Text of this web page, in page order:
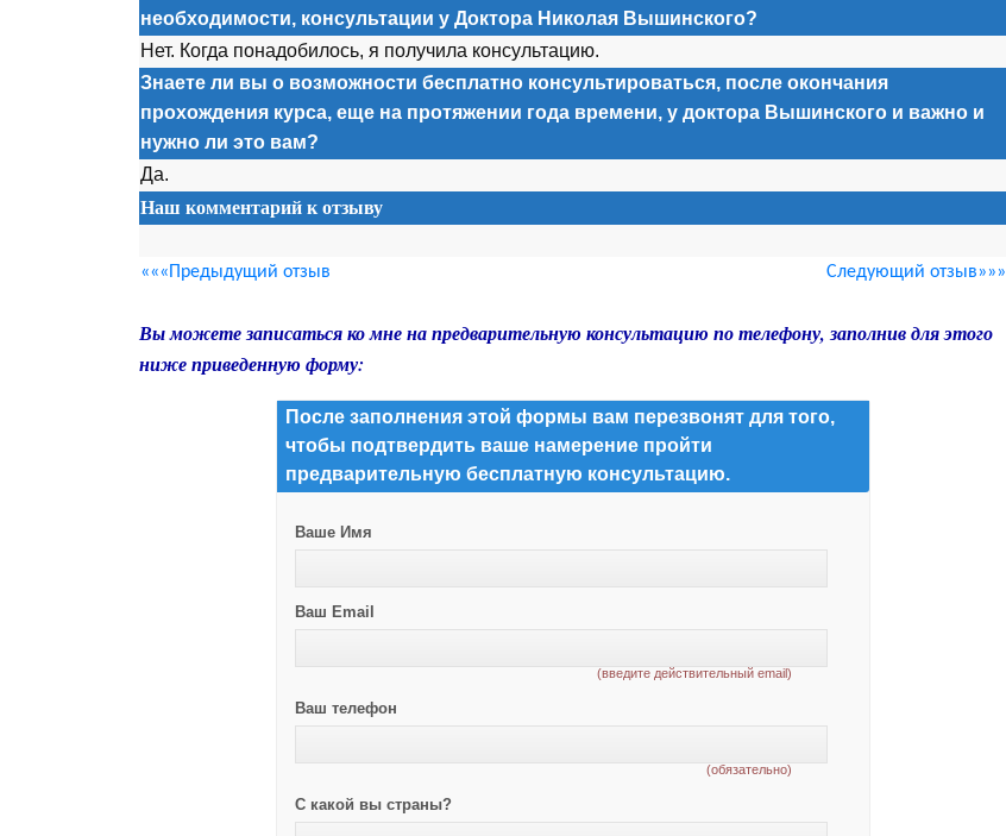
необходимости, консультации у Доктора Николая Вышинского?
Нет. Когда понадобилось, я получила консультацию.
Знаете ли вы о возможности бесплатно консультироваться, после окончания
прохождения курса, еще на протяжении года времени, у доктора Вышинского и важно и
нужно ли это вам?
Да.
Наш комментарий к отзыву
«««Предыдущий отзыв Следующий отзыв»»»
Вы можете записаться ко мне на предварительную консультацию по телефону, заполнив для этого
ниже приведенную форму:
После заполнения этой формы вам перезвонят для того,
чтобы подтвердить ваше намерение пройти
предварительную бесплатную консультацию.
Ваше Имя
Ваш Email
(введите действительный email)
Ваш телефон
(обязательно)
С какой вы страны?